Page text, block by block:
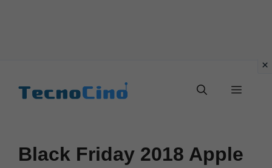
Menu
Black Friday 2018 Apple